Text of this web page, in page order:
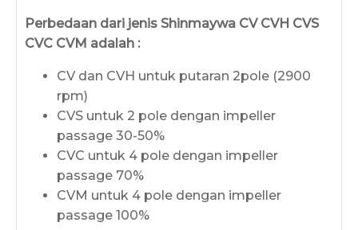
Perbedaan dari jenis Shinmaywa CV CVH CVS
CVC CVM adalah :
CV dan CVH untuk putaran 2pole (2900
rpm)
CVS untuk 2 pole dengan impeller
passage 30-50%
CVC untuk 4 pole dengan impeller
passage 70%
CVM untuk 4 pole dengan impeller
passage 100%